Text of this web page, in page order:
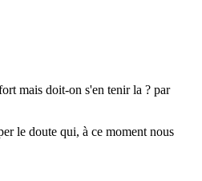
mais doit-on s'en tenir la ? par
le doute qui, à ce moment nous